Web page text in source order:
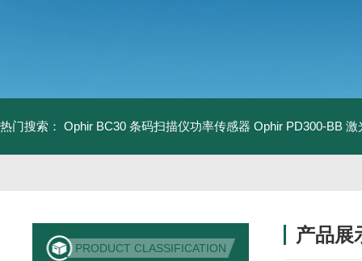
热门搜索： Ophir BC30 条码扫描仪功率传感器 Ophir PD300-BB
PRODUCT CLASSIFICATION
产品展